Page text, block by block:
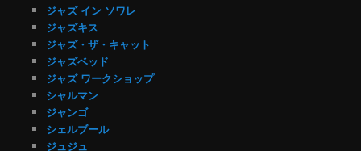
ジャズ イン ソワレ
ジャズキス
ジャズ・ザ・キャット
ジャズベッド
ジャズ ワークショップ
シャルマン
ジャンゴ
シェルブール
ジュジュ